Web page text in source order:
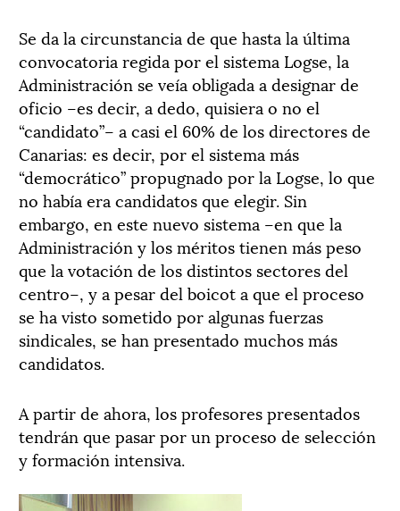
Se da la circunstancia de que hasta la última
convocatoria regida por el sistema Logse, la
Administración se veía obligada a designar de
oficio –es decir, a dedo, quisiera o no el
“candidato”– a casi el 60% de los directores de
Canarias: es decir, por el sistema más
“democrático” propugnado por la Logse, lo que
no había era candidatos que elegir. Sin
embargo, en este nuevo sistema –en que la
Administración y los méritos tienen más peso
que la votación de los distintos sectores del
centro–, y a pesar del boicot a que el proceso
se ha visto sometido por algunas fuerzas
sindicales, se han presentado muchos más
candidatos.
A partir de ahora, los profesores presentados
tendrán que pasar por un proceso de selección
y formación intensiva.